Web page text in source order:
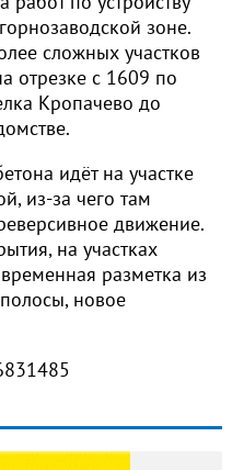
зоне.
сложных участков
отрезке с 1609 по
Кропачево до
идёт на участке
из-за чего там
движение.
на участках
разметка из
новое